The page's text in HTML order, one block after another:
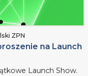
ZPN
na Launch
Launch Show.